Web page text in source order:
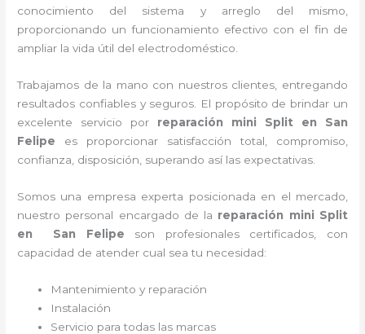
conocimiento del sistema y arreglo del mismo,
proporcionando un funcionamiento efectivo con el fin de
ampliar la vida útil del electrodoméstico.
Trabajamos de la mano con nuestros clientes, entregando
resultados confiables y seguros. El propósito de brindar un
excelente servicio por reparación mini Split en San
Felipe es proporcionar satisfacción total, compromiso,
confianza, disposición, superando así las expectativas.
Somos una empresa experta posicionada en el mercado,
nuestro personal encargado de la reparación mini Split
en San Felipe son profesionales certificados, con
capacidad de atender cual sea tu necesidad:
Mantenimiento y reparación
Instalación
Servicio para todas las marcas